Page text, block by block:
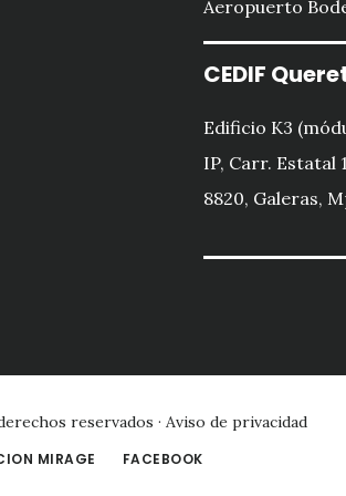
Aeropuerto
CEDIF
Edificio K3
IP, Carr. Estatal
8820, Galeras,
reservados · Aviso de privacidad
MIRAGE FACEBOOK